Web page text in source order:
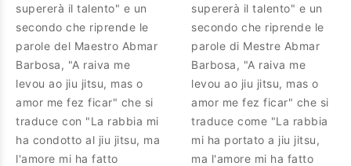
supererà il talento" e un
secondo che riprende le
parole del Maestro Abmar
Barbosa, "A raiva me
levou ao jiu jitsu, mas o
amor me fez ficar" che si
traduce con "La rabbia mi
ha condotto al jiu jitsu, ma
l'amore mi ha fatto
supererà il talento" e un
secondo che riprende le
parole di Mestre Abmar
Barbosa, "A raiva me
levou ao jiu jitsu, mas o
amor me fez ficar" che si
traduce come "La rabbia
mi ha portato a jiu jitsu,
ma l'amore mi ha fatto